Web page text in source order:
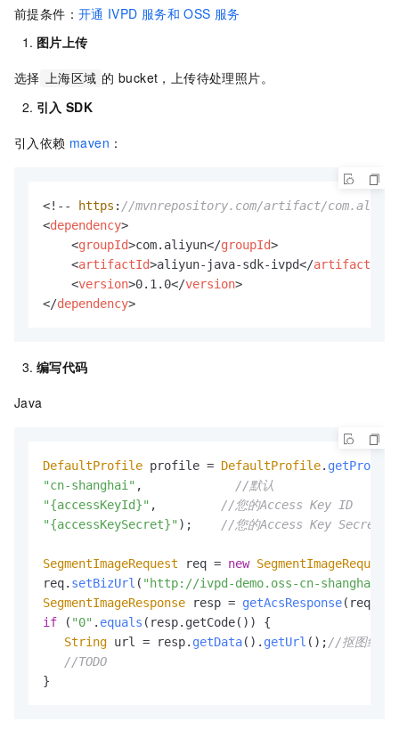
前提条件： 开通 IVPD 服务和 OSS 服务
图片上传
选择 上海区域 的 bucket，上传待处理照片。
引入 SDK
引入依赖 maven ：
<!-- https : //mvnrepository.com/artifact/
<dependency>
<groupId>com.aliyun</groupId>
<artifactId>aliyun-java-sdk-ivpd</artifactId
<version>0.1.0</version>
</dependency>
编写代码
Java
DefaultProfile profile = DefaultProfile. getProfile
"cn-shanghai" , //默认
"{accessKeyId}" , //您的Access Key ID
"{accessKeySecret}" ); //您的Access Key Secret
SegmentImageRequest req = new SegmentImageRequest
req. setBizUrl ( "http://ivpd-demo.oss-cn-
SegmentImageResponse resp = getAcsResponse
if ( "0" . equals ( resp.getCode() ) {
String url = resp. getData(). getUrl ();//抠图结果
//TODO
}